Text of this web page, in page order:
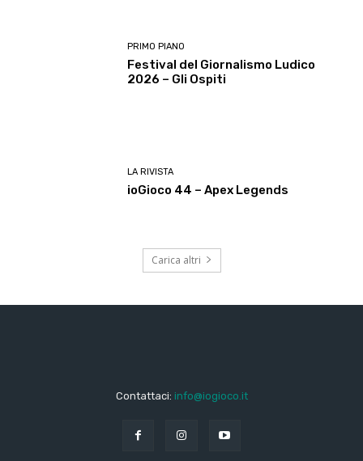
PRIMO PIANO
Festival del Giornalismo Ludico
2026 – Gli Ospiti
LA RIVISTA
ioGioco 44 – Apex Legends
Carica altri
Contattaci: info@iogioco.it